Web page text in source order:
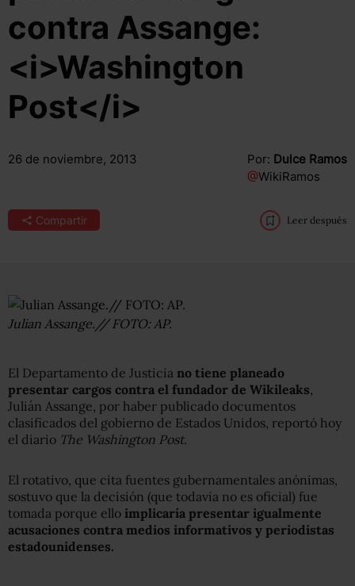
contra Assange:
<i>Washington
Post</i>
26 de noviembre, 2013 Por: Dulce Ramos
@WikiRamos
Compartir Leer después
Julian Assange.// FOTO: AP.
El Departamento de Justicia no tiene planeado
presentar cargos contra el fundador de Wikileaks,
Julián Assange, por haber publicado documentos
clasificados del gobierno de Estados Unidos, reportó hoy
el diario The Washington Post.
El rotativo, que cita fuentes gubernamentales anónimas,
sostuvo que la decisión (que todavía no es oficial) fue
tomada porque ello implicaría presentar igualmente
acusaciones contra medios informativos y periodistas
estadounidenses.